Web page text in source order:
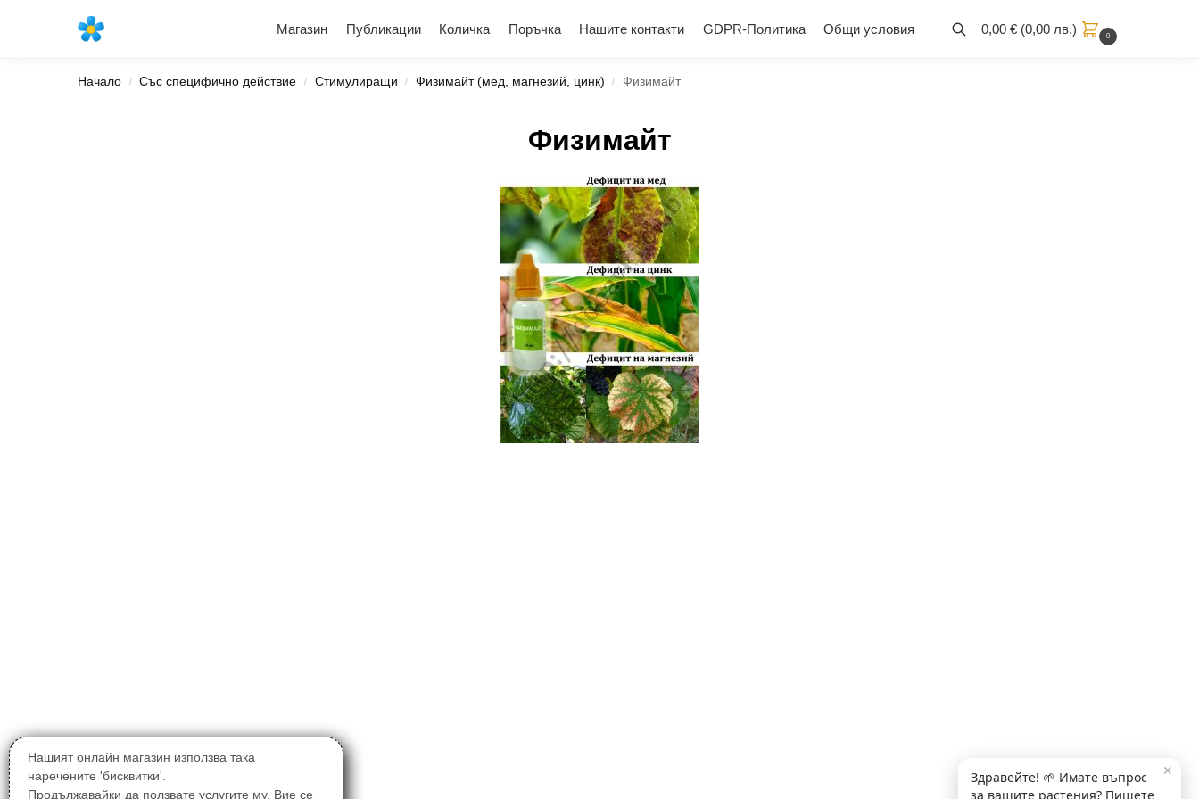
Магазин Публикации Количка Поръчка Нашите контакти GDPR-Политика Общи условия
Най-новите продукти 0,00 € (0,00 лв.) 0
Начало / Със специфично действие / Стимулиращи / Физимайт (мед, магнезий, цинк) / Физимайт
Физимайт
Нашият онлайн магазин използва така
наречените 'бисквитки'.
Продължавайки да ползвате услугите му, Вие се